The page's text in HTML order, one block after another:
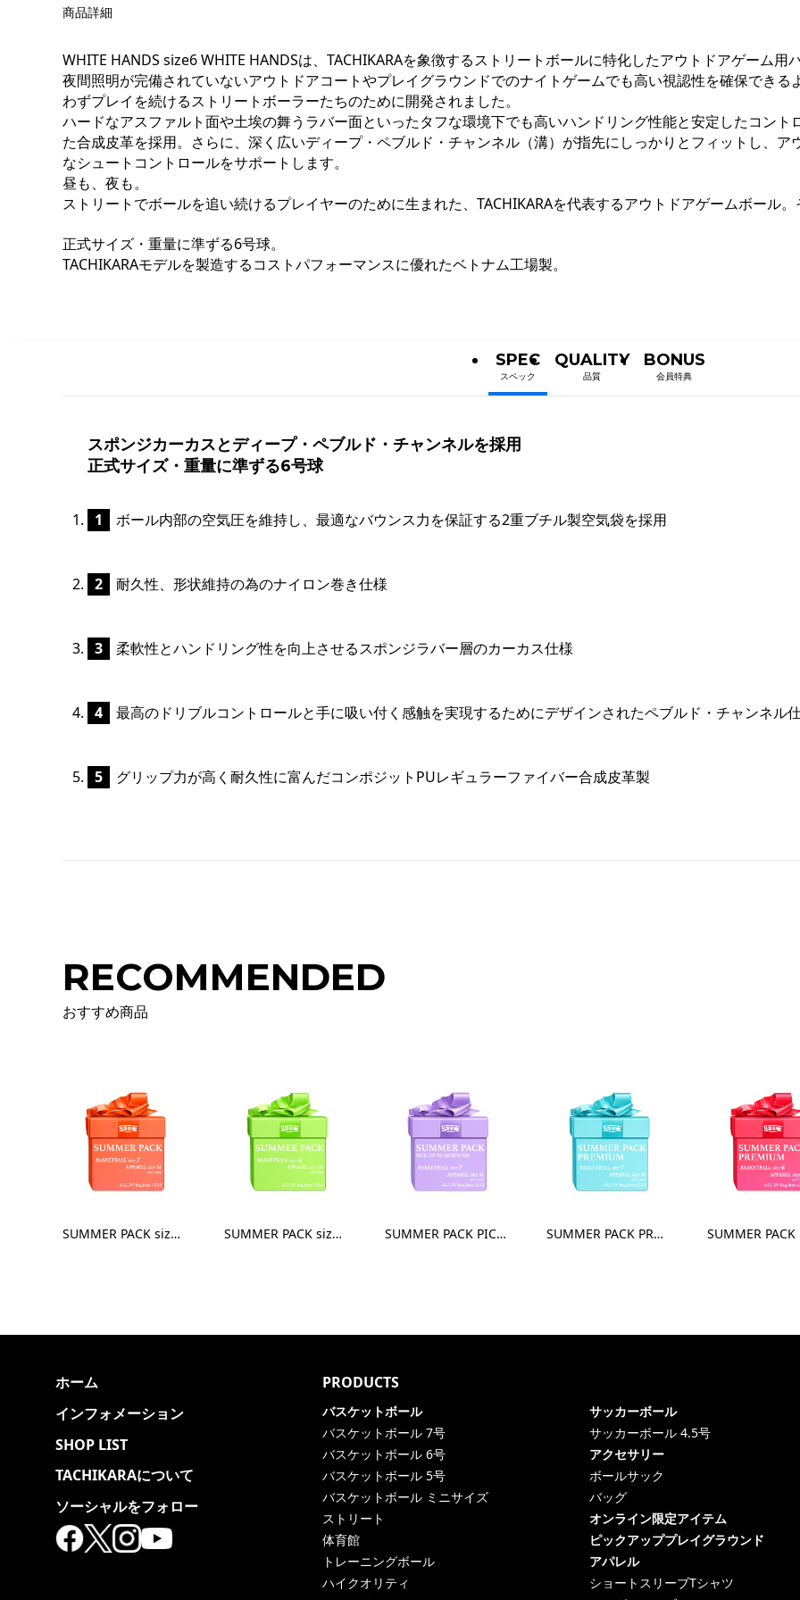
商品詳細
WHITE HANDS size6 WHITE HANDSは、TACHIKARAを象徴するストリートボールに特化したアウトドアゲーム
夜間照明が完備されていないアウトドアコートやプレイグラウンドでのナイトゲームでも高い視認性を確保でき
わずプレイを続けるストリートボーラーたちのために開発されました。
ハードなアスファルト面や土埃の舞うラバー面といったタフな環境下でも高いハンドリング性能と安定したコン
た合成皮革を採用。さらに、深く広いディープ・ペブルド・チャンネル（溝）が指先にしっかりとフィットし、
なシュートコントロールをサポートします。
昼も、夜も。
ストリートでボールを追い続けるプレイヤーのために生まれた、TACHIKARAを代表するアウトドアゲームボール
正式サイズ・重量に準ずる6号球。
TACHIKARAモデルを製造するコストパフォーマンスに優れたベトナム工場製。
SPEC
スペック
QUALITY
品質
BONUS
会員特典
スポンジカーカスとディープ・ペブルド・チャンネルを採用
正式サイズ・重量に準ずる6号球
ボール内部の空気圧を維持し、最適なバウンス力を保証する2重ブチル製空気袋を採用
耐久性、形状維持の為のナイロン巻き仕様
柔軟性とハンドリング性を向上させるスポンジラバー層のカーカス仕様
最高のドリブルコントロールと手に吸い付く感触を実現するためにデザインされたペブルド・チャンネル
グリップ力が高く耐久性に富んだコンポジットPUレギュラーファイバー合成皮革製
RECOMMENDED
おすすめ商品
SUMMER PACK size7 - Apparel M SUMMER PACK size6 - Apparel M SUMMER PACK PICK UP PLAYGROUND size7 - Apparel M SUMMER PACK PREMIUM size7 - Apparel M
ホーム
インフォメーション
SHOP LIST
TACHIKARAについて
ソーシャルをフォロー
PRODUCTS
バスケットボール
バスケットボール 7号
バスケットボール 6号
バスケットボール 5号
バスケットボール ミニサイズ
ストリート
体育館
トレーニングボール
ハイクオリティ
サッカーボール
サッカーボール 4.5号
アクセサリー
ボールサック
バッグ
オンライン限定アイテム
ピックアッププレイグラウンド
アパレル
ショートスリーブTシャツ